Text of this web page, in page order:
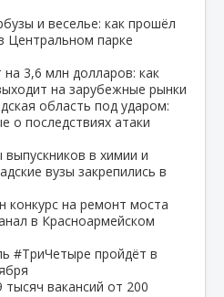
и веселье: как прошёл
Центральном парке
на 3,6 млн долларов: как
на зарубежные рынки
область под ударом:
о последствиях атаки
выпускников в химии и
вузы закрепились в
конкурс на ремонт моста
в Красноармейском
#ТриЧетыре пройдёт в
тысяч вакансий от 200